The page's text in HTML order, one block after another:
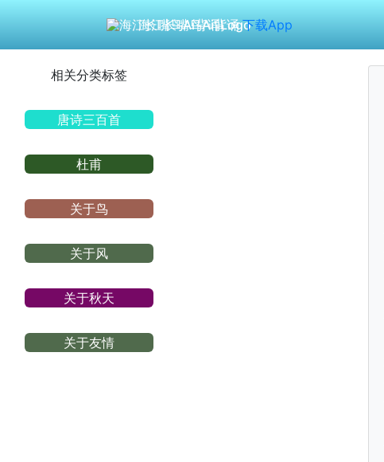
海江长嘴鸟Ai背诵 下载App
相关分类标签
唐诗三百首
杜甫
关于鸟
关于风
关于秋天
关于友情